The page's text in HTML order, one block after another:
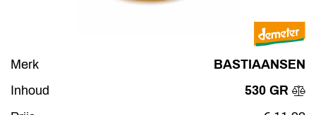
Merk
BASTIAANSEN
Inhoud
530 GR